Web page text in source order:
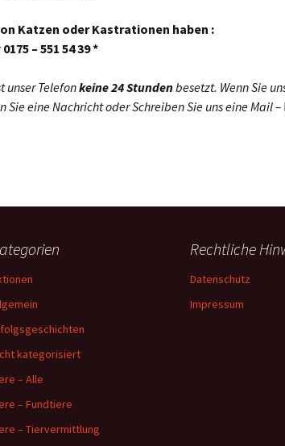
Katzen oder Kastrationen haben :
0175 – 551 54 39 *
unser Telefonkeine 24 Stundenbesetzt. Wenn Sie
eine Nachricht oder Schreiben Sie uns eine Mail –
kategorisiert
– Alle
– Fundtiere
– Tiervermittlung
Rechtliche
Datenschutz
Impressum